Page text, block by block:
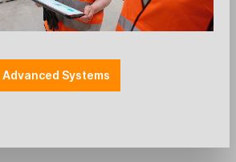
- Periphal arm
/ SpacePole
Kiosk™ (2. Gen. + 3. Gen.)
Advanced Systems